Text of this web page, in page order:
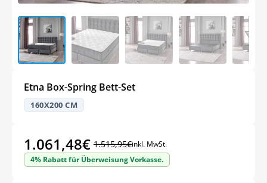
Etna Box-Spring Bett-Set
160X200 CM
1.515,95€
Ursprünglicher
Preis
1.061,48€
Aktueller
Preis
inkl. MwSt.
4% Rabatt für Überweisung Vorkasse.